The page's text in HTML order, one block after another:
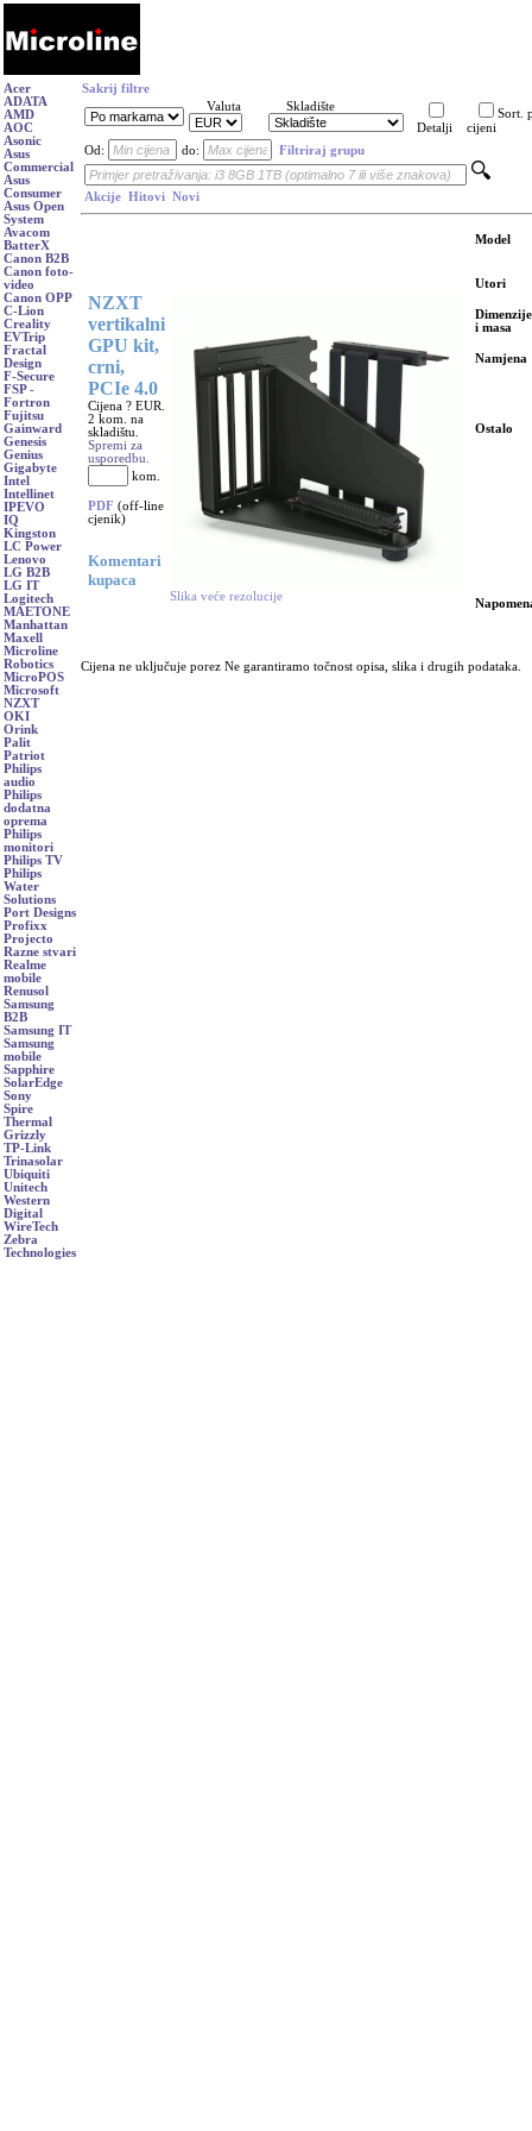
Acer
ADATA
AMD
AOC
Asonic
Asus
Commercial
Asus
Consumer
Asus Open
System
Avacom
BatterX
Canon B2B
Canon foto-
video
Canon OPP
C-Lion
Creality
EVTrip
Fractal
Design
F-Secure
FSP -
Fortron
Fujitsu
Gainward
Genesis
Genius
Gigabyte
Intel
Intellinet
IPEVO
IQ
Kingston
LC Power
Lenovo
LG B2B
LG IT
Logitech
MAETONE
Manhattan
Maxell
Microline
Robotics
MicroPOS
Microsoft
NZXT
OKI
Orink
Palit
Patriot
Philips
audio
Philips
dodatna
oprema
Philips
monitori
Philips TV
Philips
Water
Solutions
Port Designs
Profixx
Projecto
Razne stvari
Realme
mobile
Renusol
Samsung
B2B
Samsung IT
Samsung
mobile
Sapphire
SolarEdge
Sony
Spire
Thermal
Grizzly
TP-Link
Trinasolar
Ubiquiti
Unitech
Western
Digital
WireTech
Zebra
Technologies
Sakrij filtre
Valuta
Skladište
Detalji
Sort.
cijeni
Od:
do: Filtriraj grupu
Akcije Hitovi Novi
NZXT
vertikalni
GPU kit,
crni,
PCIe 4.0
Cijena ? EUR.
2 kom. na
skladištu.
Spremi za
usporedbu.
kom.
PDF (off-line
cjenik)
Komentari
kupaca
Slika veće rezolucije
Model
Utori
Dimenzije
i masa
Namjena
Ostalo
Cijena ne uključuje porez Ne garantiramo točnost opisa, slika i drugih podataka.